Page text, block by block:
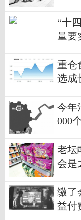
“十
量要
重仓
选成
今年
000
老坛
会是
缴了
益付